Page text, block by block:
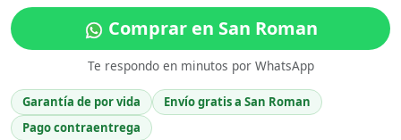
Comprar en San Roman
Te respondo en minutos por WhatsApp
Garantía de por vida
Envío gratis a San Roman
Pago contraentrega